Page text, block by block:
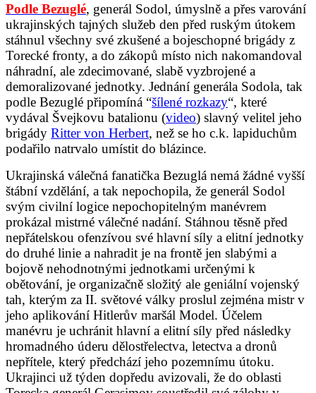
Podle Bezuglé, generál Sodol, úmyslně a přes varování
ukrajinských tajných služeb den před ruským útokem
stáhnul všechny své zkušené a bojeschopné brigády z
Torecké fronty, a do zákopů místo nich nakomandoval
náhradní, ale zdecimované, slabě vyzbrojené a
demoralizované jednotky. Jednání generála Sodola, tak
podle Bezuglé připomíná “šílené rozkazy“, které
vydával Švejkovu batalionu (video) slavný velitel jeho
brigády Ritter von Herbert, než se ho c.k. lapiduchům
podařilo natrvalo umístit do blázince.
Ukrajinská válečná fanatička Bezuglá nemá žádné vyšší
štábní vzdělání, a tak nepochopila, že generál Sodol
svým civilní logice nepochopitelným manévrem
prokázal mistrné válečné nadání. Stáhnou těsně před
nepřátelskou ofenzívou své hlavní síly a elitní jednotky
do druhé linie a nahradit je na frontě jen slabými a
bojově nehodnotnými jednotkami určenými k
obětování, je organizačně složitý ale geniální vojenský
tah, kterým za II. světové války proslul zejména mistr v
jeho aplikování Hitlerův maršál Model. Účelem
manévru je uchránit hlavní a elitní síly před následky
hromadného úderu dělostřelectva, letectva a dronů
nepřítele, který předchází jeho pozemnímu útoku.
Ukrajinci už týden dopředu avizovali, že do oblasti